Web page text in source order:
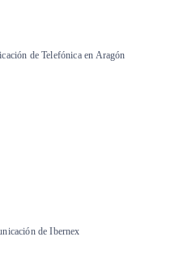
de Telefónica en Aragón
de Ibernex